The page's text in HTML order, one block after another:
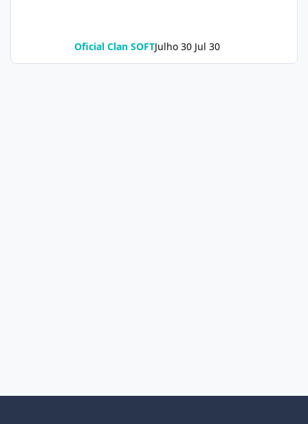
Oficial Clan SOFTJulho 30 Jul 30